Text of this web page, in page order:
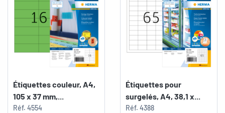
Étiquettes couleur, A4,
105 x 37 mm,...
Réf. 4554
Étiquettes pour
surgelés, A4, 38,1 x...
Réf. 4388